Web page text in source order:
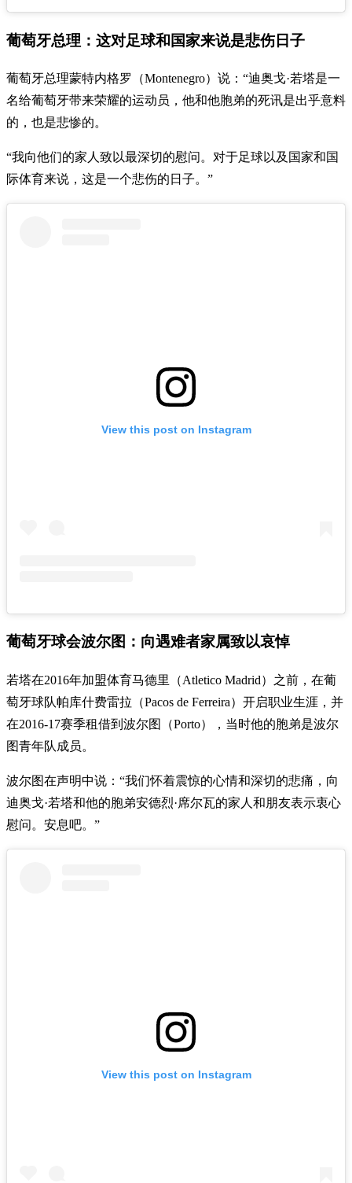
葡萄牙总理：这对足球和国家来说是悲伤日子
葡萄牙总理蒙特内格罗（Montenegro）说：“迪奥戈·若塔是一
名给葡萄牙带来荣耀的运动员，他和他胞弟的死讯是出乎意料
的，也是悲惨的。
“我向他们的家人致以最深切的慰问。对于足球以及国家和国
际体育来说，这是一个悲伤的日子。”
View this post on Instagram
葡萄牙球会波尔图：向遇难者家属致以哀悼
若塔在2016年加盟体育马德里（Atletico Madrid）之前，在葡
萄牙球队帕库什费雷拉（Pacos de Ferreira）开启职业生涯，并
在2016-17赛季租借到波尔图（Porto），当时他的胞弟是波尔
图青年队成员。
波尔图在声明中说：“我们怀着震惊的心情和深切的悲痛，向
迪奥戈·若塔和他的胞弟安德烈·席尔瓦的家人和朋友表示衷心
慰问。安息吧。”
View this post on Instagram